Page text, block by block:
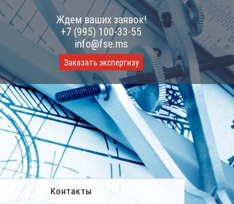
Ждем ваших заявок!
+7 (995) 100-33-55
info@fse.ms
Заказать экспертизу
Контакты